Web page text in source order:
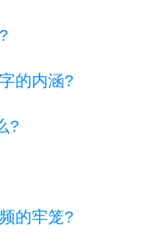
的内涵?
?
的牢笼?